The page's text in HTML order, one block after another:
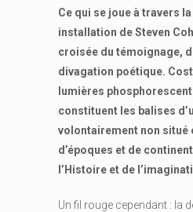
Ce qui se joue à travers
installation de Steven
croisée du témoignage,
divagation poétique.
lumières
constituent les balises
volontairement non situé
d’époques et de
l’Histoire et de
Un fil rouge cependant : la